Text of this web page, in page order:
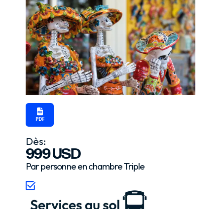
PDF
Dès:
999 USD
Par personne en chambre Triple